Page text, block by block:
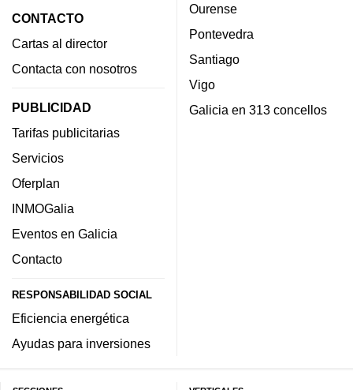
CONTACTO
Cartas al director
Contacta con nosotros
PUBLICIDAD
Tarifas publicitarias
Servicios
Oferplan
INMOGalia
Eventos en Galicia
Contacto
RESPONSABILIDAD SOCIAL
Eficiencia energética
Ayudas para inversiones
Ourense
Pontevedra
Santiago
Vigo
Galicia en 313 concellos